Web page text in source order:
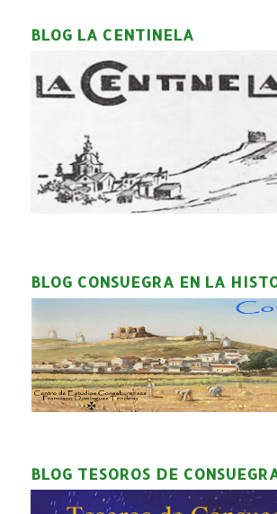
BLOG LA CENTINELA
BLOG CONSUEGRA EN LA
BLOG TESOROS DE